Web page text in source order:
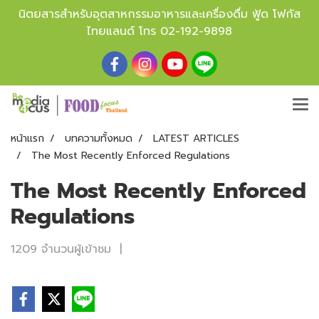
นิตยสารสำหรับอุตสาหกรรมอาหารและเครื่องดื่ม ฟู้ด โฟกัส
ไทยแลนด์ โทร 02-192-9898
หน้าแรก บทความทั้งหมด
LATEST ARTICLES
The Most Recently Enforced Regulations
The Most Recently Enforced
Regulations
1209 จำนวนผู้เข้าชม |